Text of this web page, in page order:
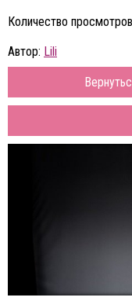
Количество
Автор: Lili